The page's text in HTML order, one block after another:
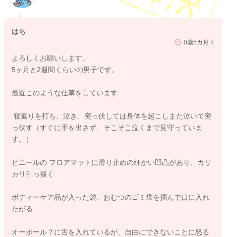
はち
0歳5カ月
よろしくお願いします。
5ヶ月と2週間くらいの男子です。
最近このような仕草をしています
寝返りを打ち、泣き、突っ伏しては身体を起こしまた泣いて突
っ伏す（すぐに手を出さず、そこそこ泣くまで見守っていま
す。）
ビニールの フロアマットに滑り止めの細かい凹凸があり、カリ
カリ引っ掻く
ボディーケア品が入った袋、おむつのゴミ袋を掴んで口に入れ
たがる
オーボール？に舌を入れているが、自由にできないことに怒る